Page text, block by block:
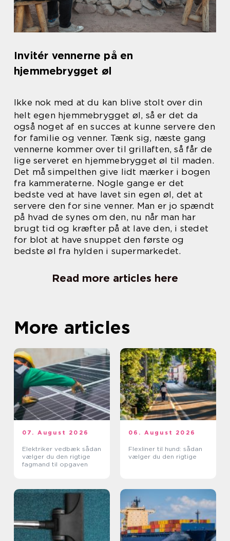
Invitér vennerne på en
hjemmebrygget øl
Ikke nok med at du kan blive stolt over din
helt egen hjemmebrygget øl, så er det da
også noget af en succes at kunne servere den
for familie og venner. Tænk sig, næste gang
vennerne kommer over til grillaften, så får de
lige serveret en hjemmebrygget øl til maden.
Det må simpelthen give lidt mærker i bogen
fra kammeraterne. Nogle gange er det
bedste ved at have lavet sin egen øl, det at
servere den for sine venner. Man er jo spændt
på hvad de synes om den, nu når man har
brugt tid og kræfter på at lave den, i stedet
for blot at have snuppet den første og
bedste øl fra hylden i supermarkedet.
Read more articles here
More articles
07. August 2026
Elektriker vedbæk sådan
vælger du den rigtige
fagmand til opgaven
06. August 2026
Flexliner til hund: sådan
vælger du den rigtige